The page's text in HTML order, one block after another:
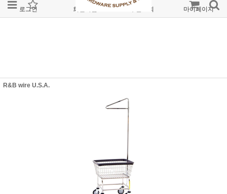
로그인 회원가입 주문조회 마이페이지
R&B wire U.S.A.